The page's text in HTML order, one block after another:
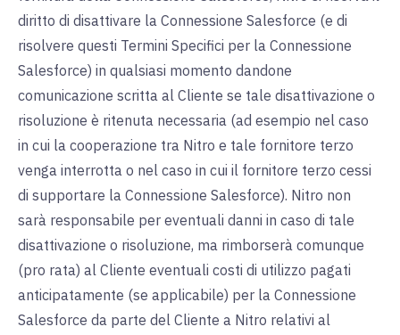
diritto di disattivare la Connessione Salesforce (e di
risolvere questi Termini Specifici per la Connessione
Salesforce) in qualsiasi momento dandone
comunicazione scritta al Cliente se tale disattivazione o
risoluzione è ritenuta necessaria (ad esempio nel caso
in cui la cooperazione tra Nitro e tale fornitore terzo
venga interrotta o nel caso in cui il fornitore terzo cessi
di supportare la Connessione Salesforce). Nitro non
sarà responsabile per eventuali danni in caso di tale
disattivazione o risoluzione, ma rimborserà comunque
(pro rata) al Cliente eventuali costi di utilizzo pagati
anticipatamente (se applicabile) per la Connessione
Salesforce da parte del Cliente a Nitro relativi al